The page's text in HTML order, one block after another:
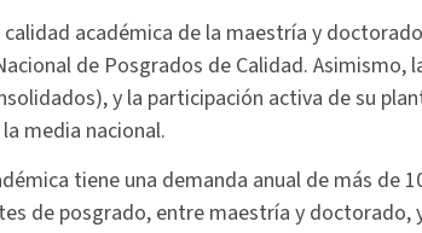
académica de la maestría y
de Posgrados de Calidad. Asimismo,
y la participación activa de su
media nacional.
tiene una demanda anual de más de
de posgrado, entre maestría y doctorado,